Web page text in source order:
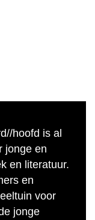
hoofd is al
jonge en
en literatuur.
en
voor
jonge